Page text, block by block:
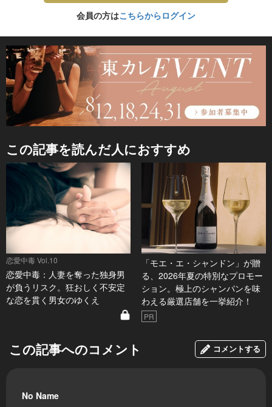
会員の方はこちらからログイン
この記事を読んだ人におすすめ
恋愛中毒 Vol.10
恋愛中毒：人妻を奪った独身男
が負うリスク。狂おしく不安定
な恋を貫く男女のゆくえ
「モエ・エ・シャンドン」が贈
る、2026年夏の特別なプロモー
ション。極上のシャンパンを味
わえる厳選店舗を一挙紹介！
PR
この記事へのコメント コメントする
No Name